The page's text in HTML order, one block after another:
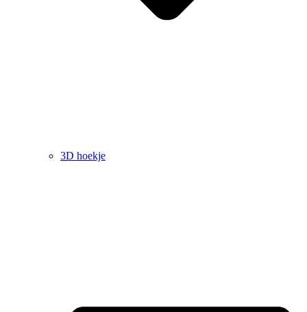
3D hoekje